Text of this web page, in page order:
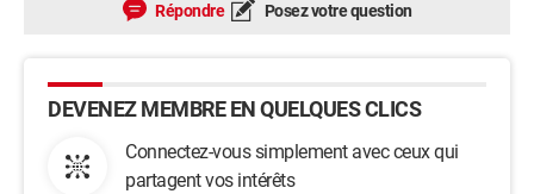
Répondre Posez votre question
DEVENEZ MEMBRE EN QUELQUES CLICS
Connectez-vous simplement avec ceux qui
partagent vos intérêts